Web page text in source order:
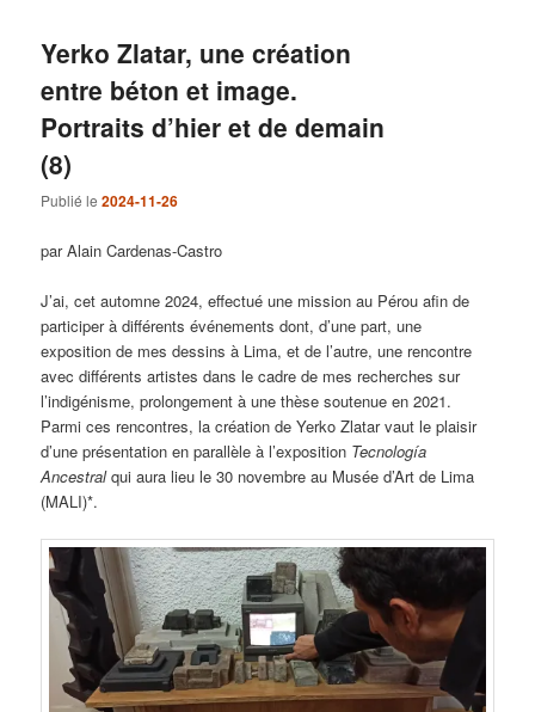
Yerko Zlatar, une création
entre béton et image.
Portraits d’hier et de demain
(8)
Publié le2024-11-26
par Alain Cardenas-Castro
J’ai, cet automne 2024, effectué une mission au Pérou afin de
participer à différents événements dont, d’une part, une
exposition de mes dessins à Lima, et de l’autre, une rencontre
avec différents artistes dans le cadre de mes recherches sur
l’indigénisme, prolongement à une thèse soutenue en 2021.
Parmi ces rencontres, la création de Yerko Zlatar vaut le plaisir
d’une présentation en parallèle à l’exposition Tecnología
Ancestralqui aura lieu le 30 novembre au Musée d’Art de Lima
(MALI)*.